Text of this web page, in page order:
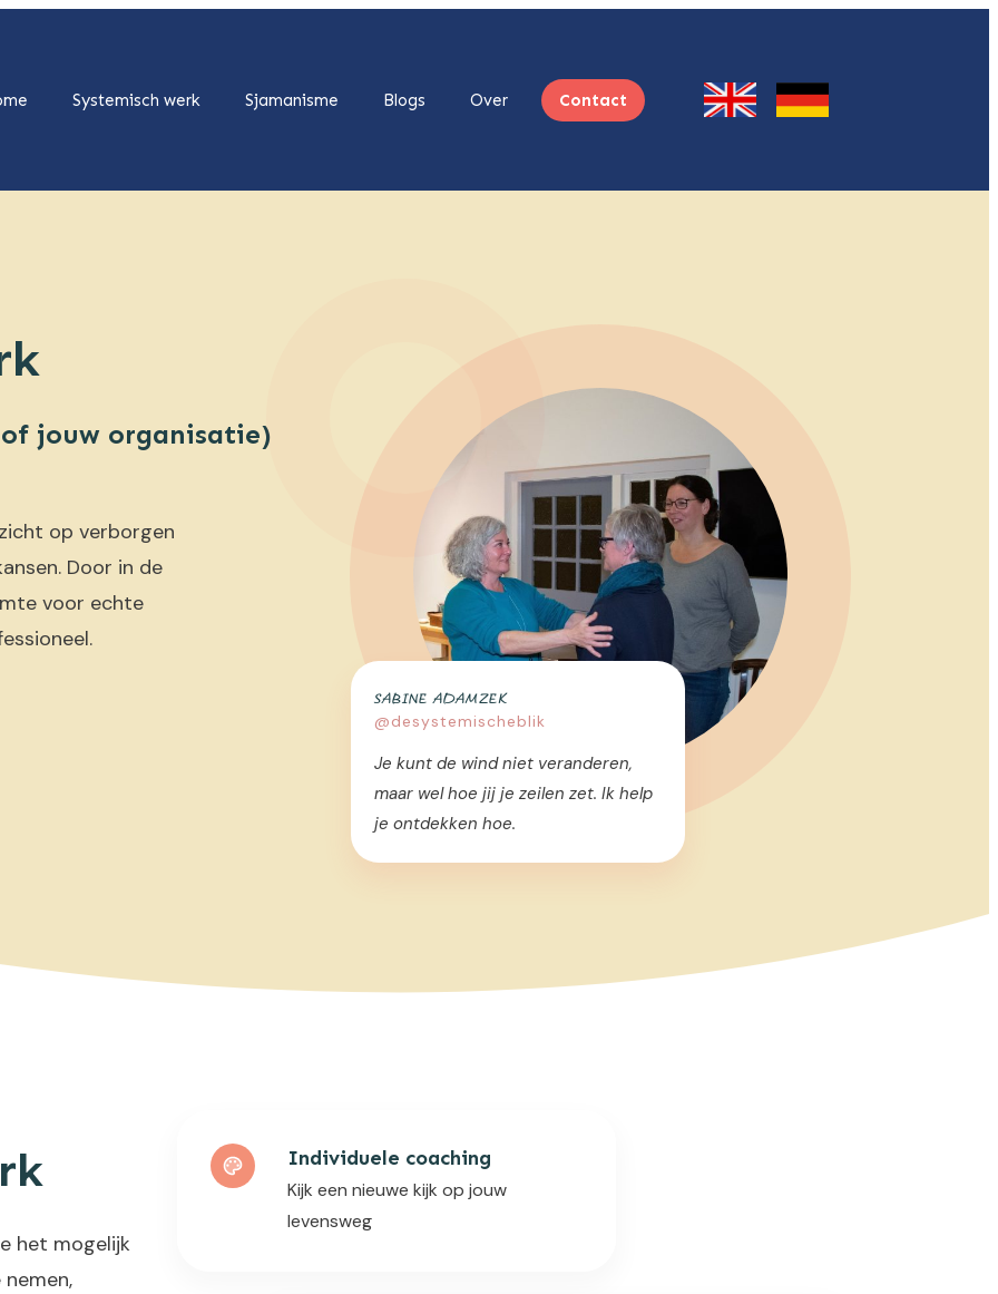
Systemisch werk Sjamanisme Blogs Over Contact
jouw organisatie)
op verborgen
Door in de
voor echte
SABINE ADAMZEK
@desystemischeblik
Je kunt de wind niet veranderen,
maar wel hoe jij je zeilen zet. Ik help
je ontdekken hoe.
het mogelijk
Individuele coaching
Kijk een nieuwe kijk op jouw
levensweg